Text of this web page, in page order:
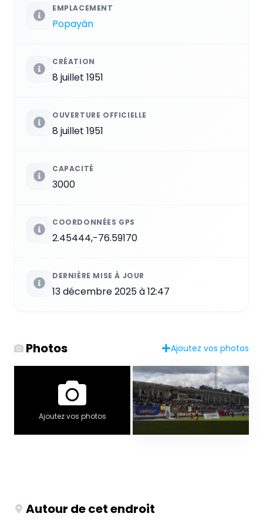
EMPLACEMENT
Popayán
CRÉATION
8 juillet 1951
OUVERTURE OFFICIELLE
8 juillet 1951
CAPACITÉ
3000
COORDONNÉES GPS
2.45444,-76.59170
DERNIÈRE MISE À JOUR
13 décembre 2025 à 12:47
Photos Ajoutez vos photos
Ajoutez vos photos
Autour de cet endroit